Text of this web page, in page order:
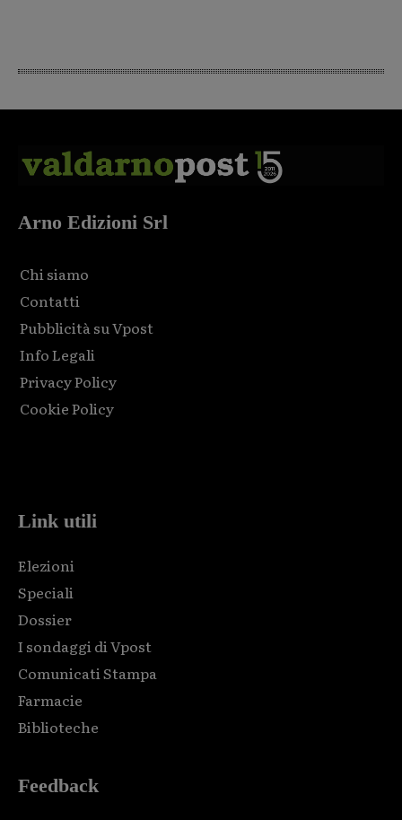
Arno Edizioni Srl
Chi siamo
Contatti
Pubblicità su Vpost
Info Legali
Privacy Policy
Cookie Policy
Link utili
Elezioni
Speciali
Dossier
I sondaggi di Vpost
Comunicati Stampa
Farmacie
Biblioteche
Feedback